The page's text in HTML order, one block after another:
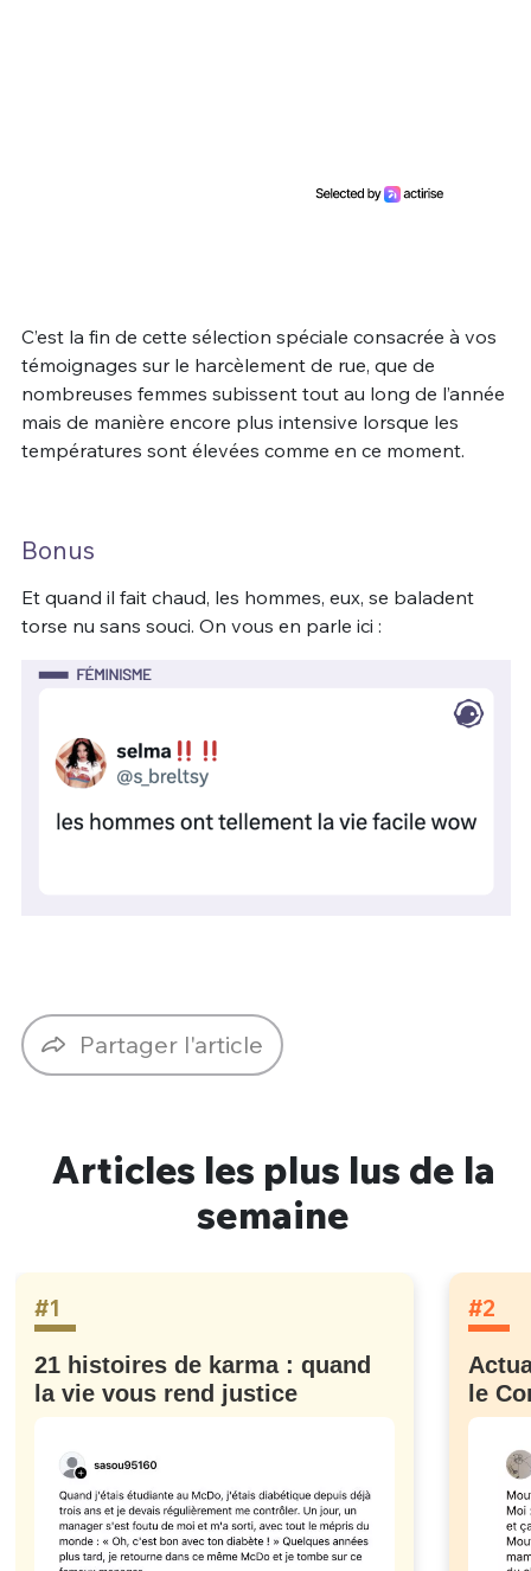
C’est la fin de cette sélection spéciale consacrée à vos
témoignages sur le harcèlement de rue, que de
nombreuses femmes subissent tout au long de l’année
mais de manière encore plus intensive lorsque les
températures sont élevées comme en ce moment.
Bonus
Et quand il fait chaud, les hommes, eux, se baladent
torse nu sans souci. On vous en parle ici :
Partager l'article
Articles les plus lus de la
semaine
#1
21 histoires de karma : quand
la vie vous rend justice
#2
le